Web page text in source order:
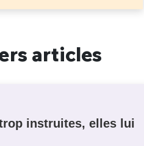
articles
instruites, elles lui
sélection